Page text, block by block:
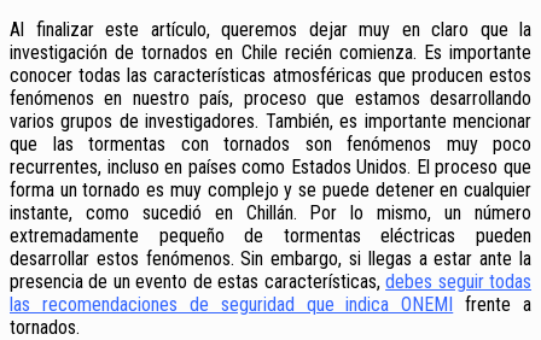
Al finalizar este artículo, queremos dejar muy en claro que la
investigación de tornados en Chile recién comienza. Es importante
conocer todas las características atmosféricas que producen estos
fenómenos en nuestro país, proceso que estamos desarrollando
varios grupos de investigadores. También, es importante mencionar
que las tormentas con tornados son fenómenos muy poco
recurrentes, incluso en países como Estados Unidos. El proceso que
forma un tornado es muy complejo y se puede detener en cualquier
instante, como sucedió en Chillán. Por lo mismo, un número
extremadamente pequeño de tormentas eléctricas pueden
desarrollar estos fenómenos. Sin embargo, si llegas a estar ante la
presencia de un evento de estas características,debes seguir todas
las recomendaciones de seguridad que indica ONEMI frente a
tornados.